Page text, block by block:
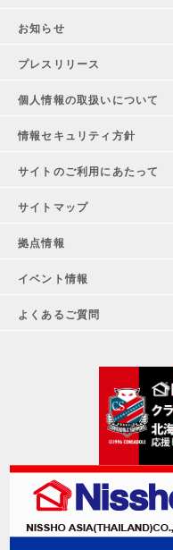
お知らせ
プレスリリース
個人情報の取扱いについて
情報セキュリティ方針
サイトのご利用にあたって
サイトマップ
拠点情報
イベント情報
よくあるご質問